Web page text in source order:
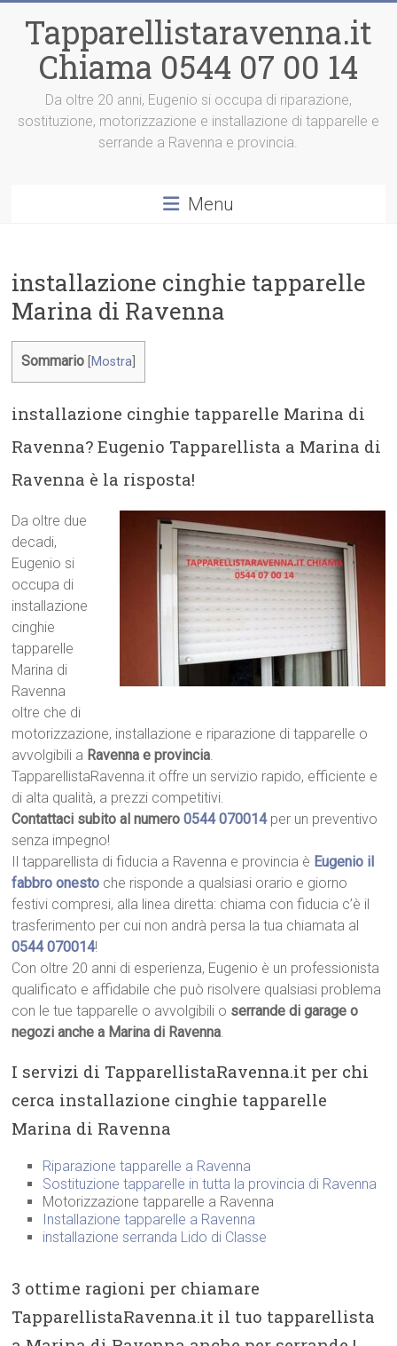
contenuto
Tapparellistaravenna.it
Chiama 0544 07 00 14
Da oltre 20 anni, Eugenio si occupa di riparazione,
sostituzione, motorizzazione e installazione di tapparelle e
serrande a Ravenna e provincia.
Menu
installazione cinghie tapparelle
Marina di Ravenna
Sommario Mostra
installazione cinghie tapparelle Marina di
Ravenna? Eugenio Tapparellista a Marina di
Ravenna è la risposta!
Da oltre due
decadi,
Eugenio si
occupa di
installazione
cinghie
tapparelle
Marina di
Ravenna
oltre che di
motorizzazione, installazione e riparazione di tapparelle o
avvolgibili a Ravenna e provincia.
TapparellistaRavenna.it offre un servizio rapido, efficiente e
di alta qualità, a prezzi competitivi.
Contattaci subito al numero0544 070014per un preventivo
senza impegno!
Il tapparellista di fiducia a Ravenna e provincia è Eugenio il
fabbro onesto che risponde a qualsiasi orario e giorno
festivi compresi, alla linea diretta: chiama con fiducia c’è il
trasferimento per cui non andrà persa la tua chiamata al
0544 070014!
Con oltre 20 anni di esperienza, Eugenio è un professionista
qualificato e affidabile che può risolvere qualsiasi problema
con le tue tapparelle o avvolgibili o serrande di garage o
negozi anche a Marina di Ravenna.
I servizi di TapparellistaRavenna.it per chi
cerca installazione cinghie tapparelle
Marina di Ravenna
Riparazione tapparelle a Ravenna
Sostituzione tapparelle in tutta la provincia di Ravenna
Motorizzazione tapparelle a Ravenna
Installazione tapparelle a Ravenna
installazione serranda Lido di Classe
3 ottime ragioni per chiamare
TapparellistaRavenna.it il tuo tapparellista